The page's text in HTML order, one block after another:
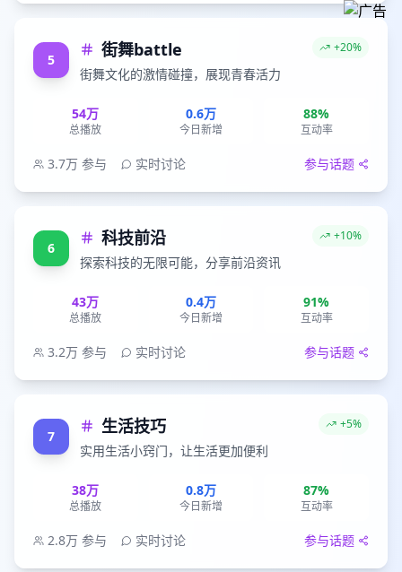
5 街舞battle
街舞文化的激情碰撞，展现青春活力
+20%
54万
总播放
0.6万
今日新增
88%
互动率
3.7万 参与 实时讨论 参与话题
6 科技前沿
探索科技的无限可能，分享前沿资讯
+10%
43万
总播放
0.4万
今日新增
91%
互动率
3.2万 参与 实时讨论 参与话题
7 生活技巧
实用生活小窍门，让生活更加便利
+5%
38万
总播放
0.8万
今日新增
87%
互动率
2.8万 参与 实时讨论 参与话题